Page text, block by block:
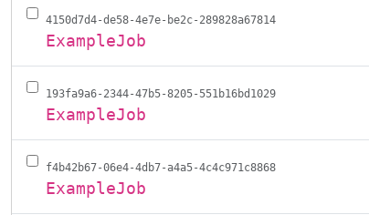
4150d7d4-de58-4e7e-be2c-289828a67814
ExampleJob
193fa9a6-2344-47b5-8205-551b16bd1029
ExampleJob
f4b42b67-06e4-4db7-a4a5-4c4c971c8868
ExampleJob